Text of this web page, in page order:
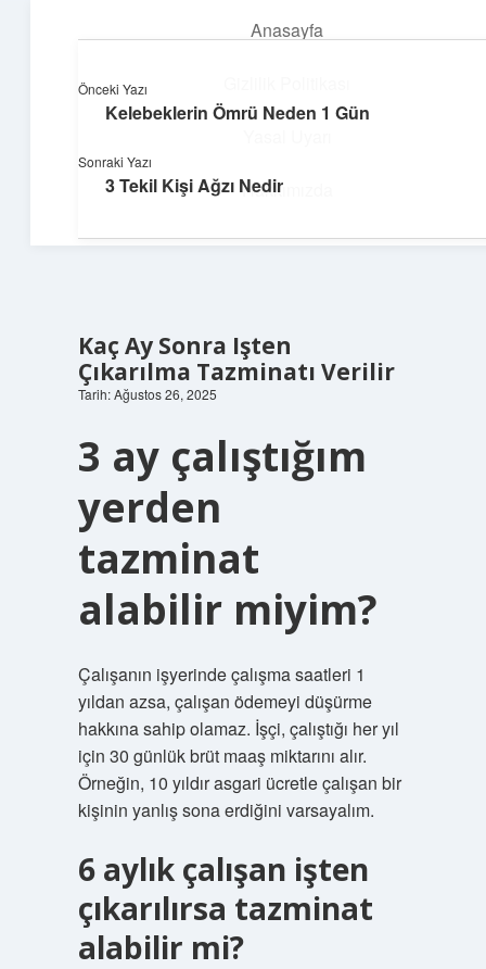
Anasayfa
Hakkımızda
Işıltılı önerilerle hayatını canlandır!
Kaç Ay Sonra Işten
Çıkarılma Tazminatı Verilir
Tarih: Ağustos 26, 2025
3 ay çalıştığım
yerden
tazminat
alabilir miyim?
Çalışanın işyerinde çalışma saatleri 1
yıldan azsa, çalışan ödemeyi düşürme
hakkına sahip olamaz. İşçi, çalıştığı her yıl
için 30 günlük brüt maaş miktarını alır.
Örneğin, 10 yıldır asgari ücretle çalışan bir
kişinin yanlış sona erdiğini varsayalım.
6 aylık çalışan işten
çıkarılırsa tazminat
alabilir mi?
Önceki Yazı
Kelebeklerin Ömrü Neden 1 Gün
Sonraki Yazı
3 Tekil Kişi Ağzı Nedir